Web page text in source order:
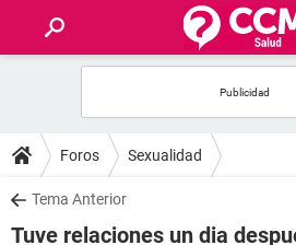
FOROS
SALUD
Foros Sexualidad
Tema Anterior
Tuve relaciones un dia